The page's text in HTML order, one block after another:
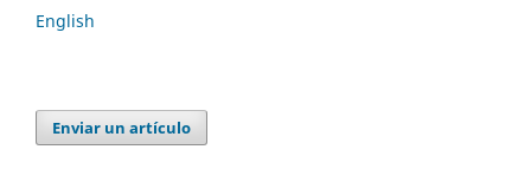
English
Enviar un artículo